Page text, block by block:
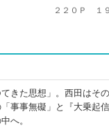
２２０Ｐ １
てきた思想」。西田は
事事無礙」と『大乗起
へ。